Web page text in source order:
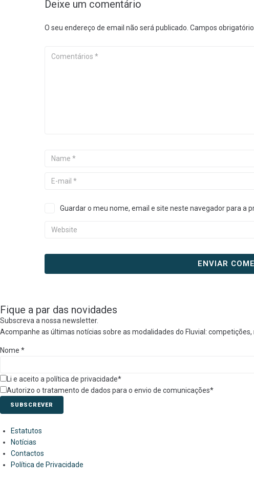
Deixe um comentário
O seu endereço de email não será publicado. Campos
Guardar o meu nome, email e site neste navegador para a
Fique a par das novidades
Subscreva a nossa newsletter.
Acompanhe as últimas notícias sobre as modalidades do Fluvial:
Nome *
Li e aceito a política de privacidade*
Autorizo o tratamento de dados para o envio de comunicações*
SUBSCREVER
Estatutos
Notícias
Contactos
Política de Privacidade